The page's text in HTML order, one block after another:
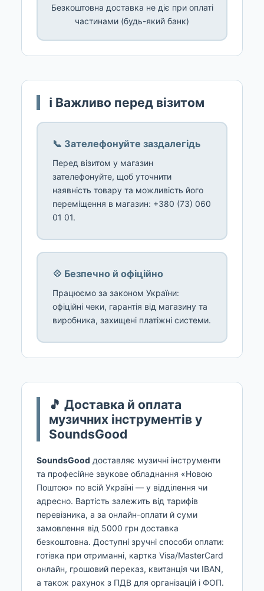
Безкоштовна доставка не діє при оплаті
частинами (будь-який банк)
ℹ️ Важливо перед візитом
📞 Зателефонуйте заздалегідь
Перед візитом у магазин
зателефонуйте, щоб уточнити
наявність товару та можливість його
переміщення в магазин: +380 (73) 060
01 01.
💠 Безпечно й офіційно
Працюємо за законом України:
офіційні чеки, гарантія від магазину та
виробника, захищені платіжні системи.
🎵 Доставка й оплата
музичних інструментів у
SoundsGood
SoundsGood доставляє музичні інструменти
та професійне звукове обладнання «Новою
Поштою» по всій Україні — у відділення чи
адресно. Вартість залежить від тарифів
перевізника, а за онлайн-оплати й суми
замовлення від 5000 грн доставка
безкоштовна. Доступні зручні способи оплати:
готівка при отриманні, картка Visa/MasterCard
онлайн, грошовий переказ, квитанція чи IBAN,
а також рахунок з ПДВ для організацій і ФОП.